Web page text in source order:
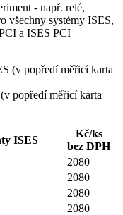
- např. relé,
všechny systémy ISES,
a ISES PCI
popředí měřicí karta
ISES
Kč/ks
bez DPH
2080
2080
2080
2080